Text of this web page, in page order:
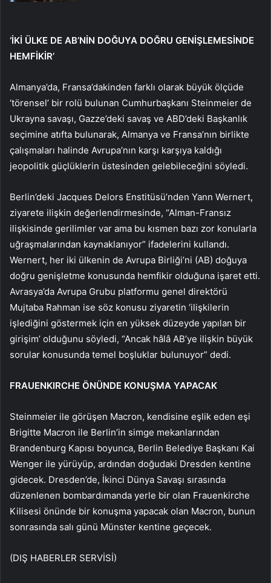
‘İKİ ÜLKE DE AB’NİN DOĞUYA DOĞRU GENİŞLEMESİNDE
HEMFİKİR’
Almanya’da, Fransa’dakinden farklı olarak büyük ölçüde
‘törensel’ bir rolü bulunan Cumhurbaşkanı Steinmeier de
Ukrayna savaşı, Gazze’deki savaş ve ABD’deki Başkanlık
seçimine atıfta bulunarak, Almanya ve Fransa’nın birlikte
çalışmaları halinde Avrupa’nın karşı karşıya kaldığı
jeopolitik güçlüklerin üstesinden gelebileceğini söyledi.
Berlin’deki Jacques Delors Enstitüsü’nden Yann Wernert,
ziyarete ilişkin değerlendirmesinde, “Alman-Fransız
ilişkisinde gerilimler var ama bu kısmen bazı zor konularla
uğraşmalarından kaynaklanıyor” ifadelerini kullandı.
Wernert, her iki ülkenin de Avrupa Birliği’ni (AB) doğuya
doğru genişletme konusunda hemfikir olduğuna işaret etti.
Avrasya’da Avrupa Grubu platformu genel direktörü
Mujtaba Rahman ise söz konusu ziyaretin ‘ilişkilerin
işlediğini göstermek için en yüksek düzeyde yapılan bir
girişim’ olduğunu söyledi, “Ancak hâlâ AB’ye ilişkin büyük
sorular konusunda temel boşluklar bulunuyor” dedi.
FRAUENKIRCHE ÖNÜNDE KONUŞMA YAPACAK
Steinmeier ile görüşen Macron, kendisine eşlik eden eşi
Brigitte Macron ile Berlin’in simge mekanlarından
Brandenburg Kapısı boyunca, Berlin Belediye Başkanı Kai
Wenger ile yürüyüp, ardından doğudaki Dresden kentine
gidecek. Dresden’de, İkinci Dünya Savaşı sırasında
düzenlenen bombardımanda yerle bir olan Frauenkirche
Kilisesi önünde bir konuşma yapacak olan Macron, bunun
sonrasında salı günü Münster kentine geçecek.
(DIŞ HABERLER SERVİSİ)